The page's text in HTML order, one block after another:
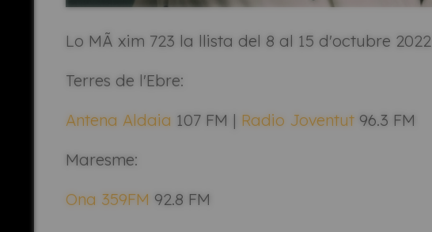
Lo MÃ xim 723 la llista del 8 al 15 d'octubre 2022
Terres de l'Ebre:
Antena Aldaia 107 FM | Radio Joventut 96.3 FM
Maresme:
Ona 359FM 92.8 FM